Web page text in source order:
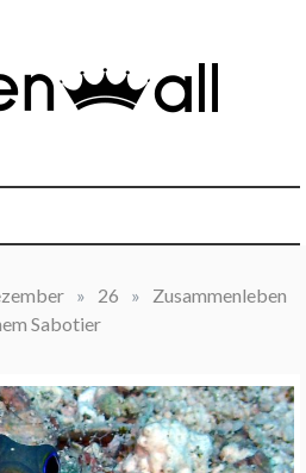
» 26 »
Zusammenleben
Sabotier